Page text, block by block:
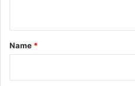
*
Name *